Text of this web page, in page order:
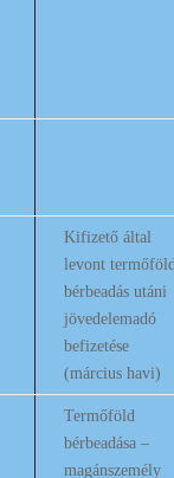
Kifizető által
levont
bérbeadás utáni
jövedelemadó
befizetése
(március havi)
Termőföld
bérbeadása –
magánszemély